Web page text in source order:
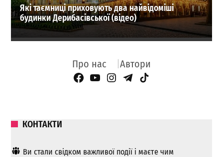
Які таємниці приховують два найвідоміші
будинки Дерибасівської (відео)
Про нас Автори
Facebook Page
YouTube
Instagram
Telegram
TikTok
КОНТАКТИ
Ви стали свідком важливої ​​події і маєте чим